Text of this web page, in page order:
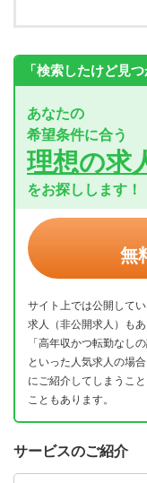
「検索したけど見
あなたの
希望条件に合う
理想の求
をお探しします！
無
サイト上では公開して
求人（非公開求人）も
「高年収かつ転勤なし
といった人気求人の場
にご紹介してしまうこ
こともあります。
サービスのご紹介